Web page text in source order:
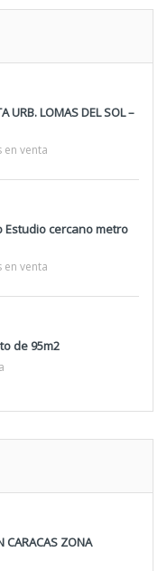
URB. LOMAS DEL SOL –
venta
cercano metro
venta
de 95m2
CARACAS ZONA